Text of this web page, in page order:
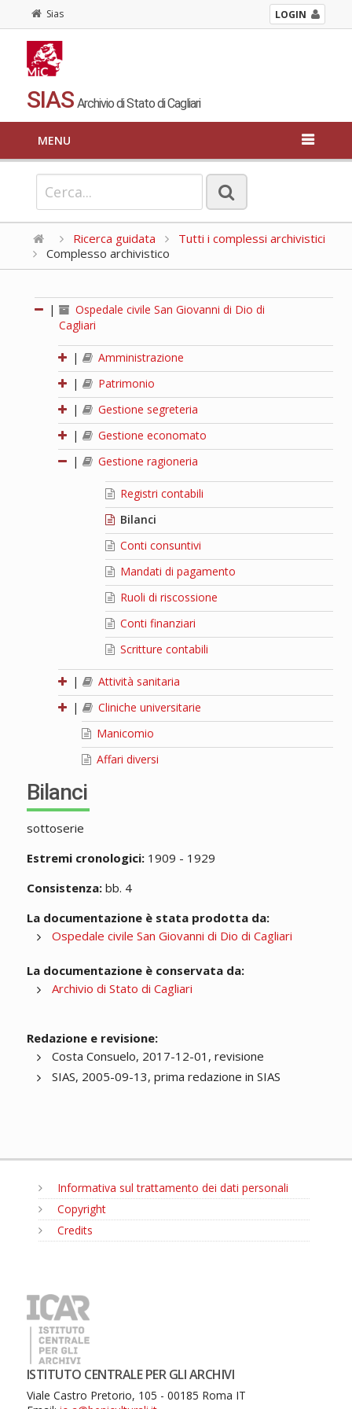
Sias LOGIN
SIAS Archivio di Stato di Cagliari
MENU
Ricerca guidata
Tutti i complessi archivistici
Complesso archivistico
|
Ospedale civile San Giovanni di Dio di
Cagliari
|
Amministrazione
|
Patrimonio
|
Gestione segreteria
|
Gestione economato
|
Gestione ragioneria
Registri contabili
Bilanci
Conti consuntivi
Mandati di pagamento
Ruoli di riscossione
Conti finanziari
Scritture contabili
|
Attività sanitaria
|
Cliniche universitarie
Manicomio
Affari diversi
Bilanci
sottoserie
Estremi cronologici:1909 - 1929
Consistenza:bb. 4
La documentazione è stata prodotta da:
Ospedale civile San Giovanni di Dio di Cagliari
La documentazione è conservata da:
Archivio di Stato di Cagliari
Redazione e revisione:
Costa Consuelo, 2017-12-01, revisione
SIAS, 2005-09-13, prima redazione in SIAS
Informativa sul trattamento dei dati personali
Copyright
Credits
ISTITUTO CENTRALE PER GLI ARCHIVI
Viale Castro Pretorio, 105 - 00185 Roma IT